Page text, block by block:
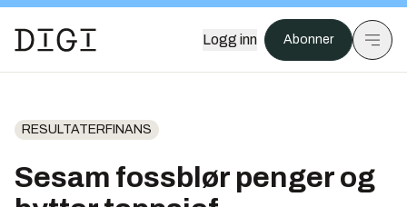
Logg inn Abonner
RESULTATERFINANS
Sesam fossblør penger og